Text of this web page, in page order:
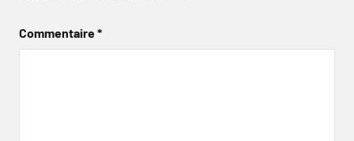
Commentaire*